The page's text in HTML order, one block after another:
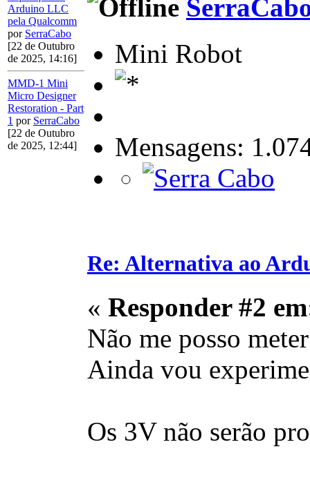
Arduino LLC
pela Qualcomm
por SerraCabo
[22 de Outubro
de 2025, 14:16]
MMD-1 Mini
Micro Designer
Restoration - Part
1 por SerraCabo
[22 de Outubro
de 2025, 12:44]
Mini Robot
Mensagens:
Re: Alternativa ao
« Responder #2
Não me posso
Ainda vou
Os 3V não serão